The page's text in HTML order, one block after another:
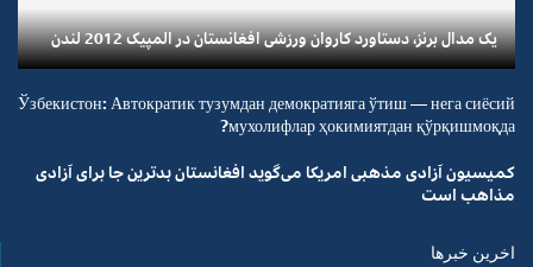
یک مدال برنز، دستاورد کاروان ورزشی افغانستان در المپیک 2012 لندن
Ўзбекистон: Автократик тузумдан демократияга ўтиш — нега сиёсий
мухолифлар ҳокимиятдан қўрқишмоқда?
کمیسیون آزادی مذهبی امریکا می‌گوید افغانستان بدترین جا برای آزادی
مذاهب است
اخرین خبرها